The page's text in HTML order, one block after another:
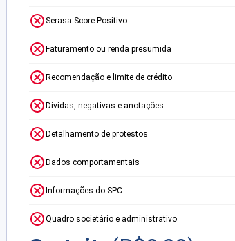
Serasa Score Positivo
Faturamento ou renda presumida
Recomendação e limite de crédito
Dívidas, negativas e anotações
Detalhamento de protestos
Dados comportamentais
Informações do SPC
Quadro societário e administrativo